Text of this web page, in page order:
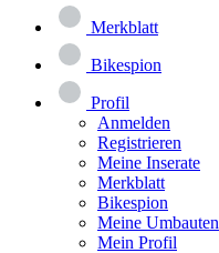
Merkblatt
Bikespion
Profil
Anmelden
Registrieren
Meine Inserate
Merkblatt
Bikespion
Meine Umbauten
Mein Profil